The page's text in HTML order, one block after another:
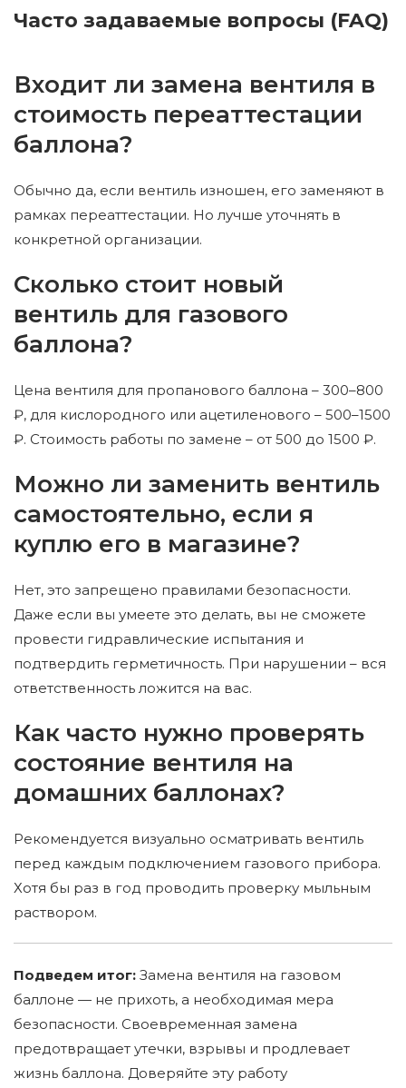
Часто задаваемые вопросы (FAQ)
Входит ли замена вентиля в
стоимость переаттестации
баллона?
Обычно да, если вентиль изношен, его заменяют в
рамках переаттестации. Но лучше уточнять в
конкретной организации.
Сколько стоит новый
вентиль для газового
баллона?
Цена вентиля для пропанового баллона – 300–800
₽, для кислородного или ацетиленового – 500–1500
₽. Стоимость работы по замене – от 500 до 1500 ₽.
Можно ли заменить вентиль
самостоятельно, если я
куплю его в магазине?
Нет, это запрещено правилами безопасности.
Даже если вы умеете это делать, вы не сможете
провести гидравлические испытания и
подтвердить герметичность. При нарушении – вся
ответственность ложится на вас.
Как часто нужно проверять
состояние вентиля на
домашних баллонах?
Рекомендуется визуально осматривать вентиль
перед каждым подключением газового прибора.
Хотя бы раз в год проводить проверку мыльным
раствором.
Подведем итог: Замена вентиля на газовом
баллоне — не прихоть, а необходимая мера
безопасности. Своевременная замена
предотвращает утечки, взрывы и продлевает
жизнь баллона. Доверяйте эту работу